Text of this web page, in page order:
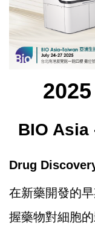
BIO Asia
Drug
在新藥開發的
握藥物對細胞